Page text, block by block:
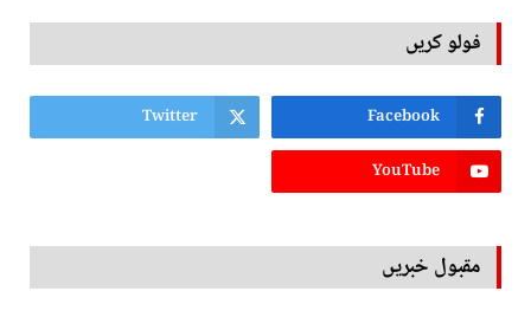
فولو کریں
Facebook
Twitter
YouTube
مقبول خبریں